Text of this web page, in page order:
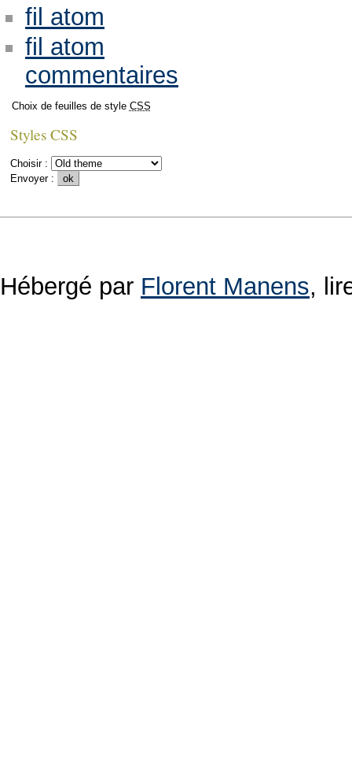
fil atom
fil atom
commentaires
Choix de feuilles de style CSS
Styles CSS
Choisir :
Envoyer :
Hébergé par Florent Manens,